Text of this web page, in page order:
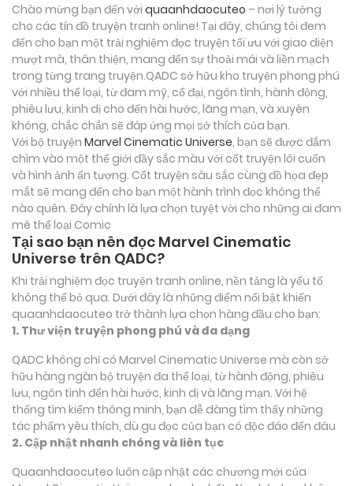
Chào mừng bạn đến với quaanhdaocuteo – nơi lý tưởng
cho các tín đồ truyện tranh online! Tại đây, chúng tôi đem
đến cho bạn một trải nghiệm đọc truyện tối ưu với giao diện
mượt mà, thân thiện, mang đến sự thoải mái và liền mạch
trong từng trang truyện.QADC sở hữu kho truyện phong phú
với nhiều thể loại, từ đam mỹ, cổ đại, ngôn tình, hành động,
phiêu lưu, kinh dị cho đến hài hước, lãng mạn, và xuyên
không, chắc chắn sẽ đáp ứng mọi sở thích của bạn.
Với bộ truyện Marvel Cinematic Universe, bạn sẽ được đắm
chìm vào một thế giới đầy sắc màu với cốt truyện lôi cuốn
và hình ảnh ấn tượng. Cốt truyện sâu sắc cùng đồ họa đẹp
mắt sẽ mang đến cho bạn một hành trình đọc không thể
nào quên. Đây chính là lựa chọn tuyệt vời cho những ai đam
mê thể loại Comic
Tại sao bạn nên đọc Marvel Cinematic
Universe trên QADC?
Khi trải nghiệm đọc truyện tranh online, nền tảng là yếu tố
không thể bỏ qua. Dưới đây là những điểm nổi bật khiến
quaanhdaocuteo trở thành lựa chọn hàng đầu cho bạn:
1. Thư viện truyện phong phú và đa dạng
QADC không chỉ có Marvel Cinematic Universe mà còn sở
hữu hàng ngàn bộ truyện đa thể loại, từ hành động, phiêu
lưu, ngôn tình đến hài hước, kinh dị và lãng mạn. Với hệ
thống tìm kiếm thông minh, bạn dễ dàng tìm thấy những
tác phẩm yêu thích, dù gu đọc của bạn có độc đáo đến đâu
2. Cập nhật nhanh chóng và liên tục
Quaanhdaocuteo luôn cập nhật các chương mới của